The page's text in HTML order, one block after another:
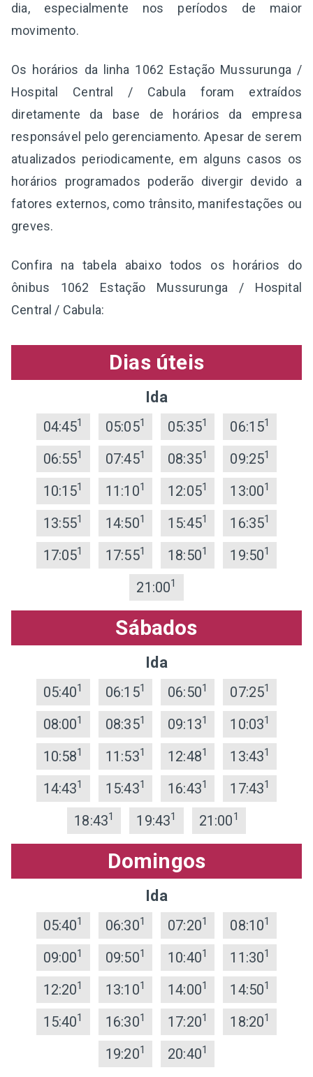
dia, especialmente nos períodos de maior
movimento.
Os horários da linha 1062 Estação Mussurunga /
Hospital Central / Cabula foram extraídos
diretamente da base de horários da empresa
responsável pelo gerenciamento. Apesar de serem
atualizados periodicamente, em alguns casos os
horários programados poderão divergir devido a
fatores externos, como trânsito, manifestações ou
greves.
Confira na tabela abaixo todos os horários do
ônibus 1062 Estação Mussurunga / Hospital
Central / Cabula:
Dias úteis
Ida
04:451 05:051 05:351 06:151
06:551 07:451 08:351 09:251
10:151 11:101 12:051 13:001
13:551 14:501 15:451 16:351
17:051 17:551 18:501 19:501
21:001
Sábados
Ida
05:401 06:151 06:501 07:251
08:001 08:351 09:131 10:031
10:581 11:531 12:481 13:431
14:431 15:431 16:431 17:431
18:431 19:431 21:001
Domingos
Ida
05:401 06:301 07:201 08:101
09:001 09:501 10:401 11:301
12:201 13:101 14:001 14:501
15:401 16:301 17:201 18:201
19:201 20:401